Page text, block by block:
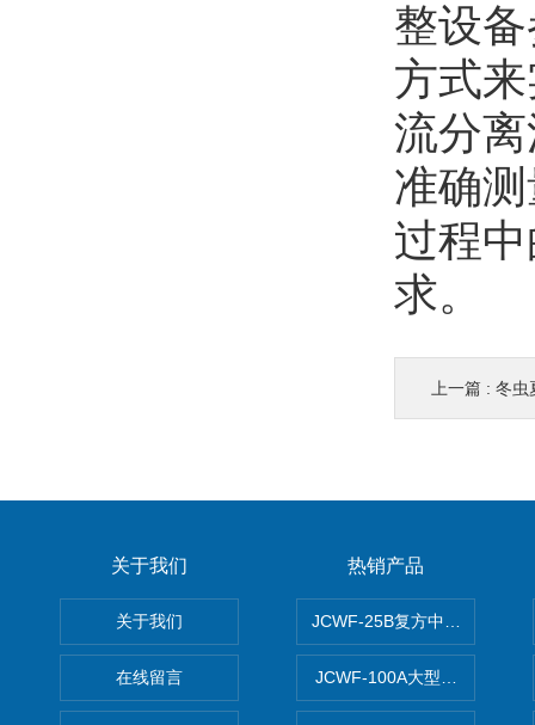
整设
方式
流分
准确
过程
求。
上一篇 : 冬虫
关于我们
关于我们
在线留言
热销产品
JCWF-25B复方中药材超微粉
JCWF-100A大型中药材超微